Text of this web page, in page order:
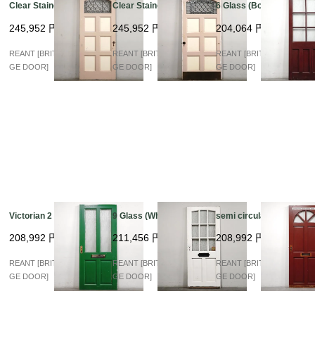
Clear Stained arch
245,952 円
REANT [BRITISH VINTA
GE DOOR]
Clear Stained arch
245,952 円
REANT [BRITISH VINTA
GE DOOR]
6 Glass (Bordeaux)
204,064 円
REANT [BRITISH VINTA
GE DOOR]
Victorian 2 Glass
208,992 円
REANT [BRITISH VINTA
GE DOOR]
9 Glass (White)
211,456 円
REANT [BRITISH VINTA
GE DOOR]
semi circular Glass
208,992 円
REANT [BRITISH VINTA
GE DOOR]